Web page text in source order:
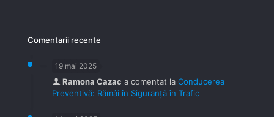
Comentarii recente
19 mai 2025
Ramona Cazac a comentat la Conducerea
Preventivă: Rămâi în Siguranță în Trafic